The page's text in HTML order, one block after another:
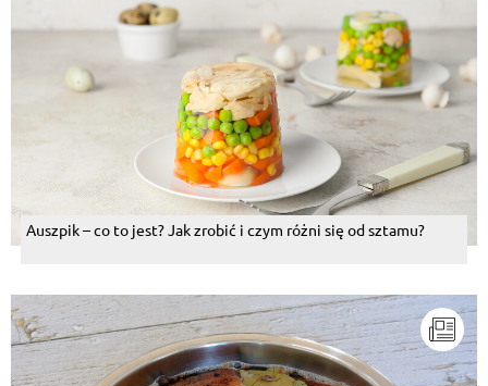
Auszpik – co to jest? Jak zrobić i czym różni się od sztamu?